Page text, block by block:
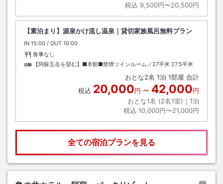
税込 9,500円〜20,500円
【素泊まり】源泉かけ流し温泉｜貸切家族風呂無料プラン
IN チェックイン
15:00 / OUT チェックアウト
10:00
食事なし
【阿蘇五岳を望む】■本館■禁煙ツインルーム／27平米 27.5平米
おとな2名 1泊 1部屋 合計
税込 20,000円 〜 42,000円
おとな1名 (2名1室)｜ 1泊
税込 10,000円〜21,000円
全ての宿泊プランを見る